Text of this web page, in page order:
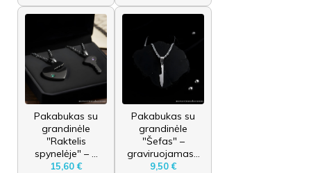
Pakabukas su
grandinėle
"Raktelis
spynelėje" – ...
15,60 €
Pakabukas su
grandinėle
"Šefas" –
graviruojamas...
9,50 €